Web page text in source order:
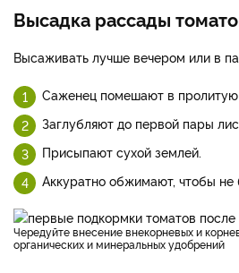
Высадка рассады
Высаживать лучше вечером или в
Саженец помешают в пролитую
Заглубляют до первой пары
Присыпают сухой землей.
Аккуратно обжимают, чтобы не
Чередуйте внесение внекорневых и корневых подкормок,
органических и минеральных удобрений